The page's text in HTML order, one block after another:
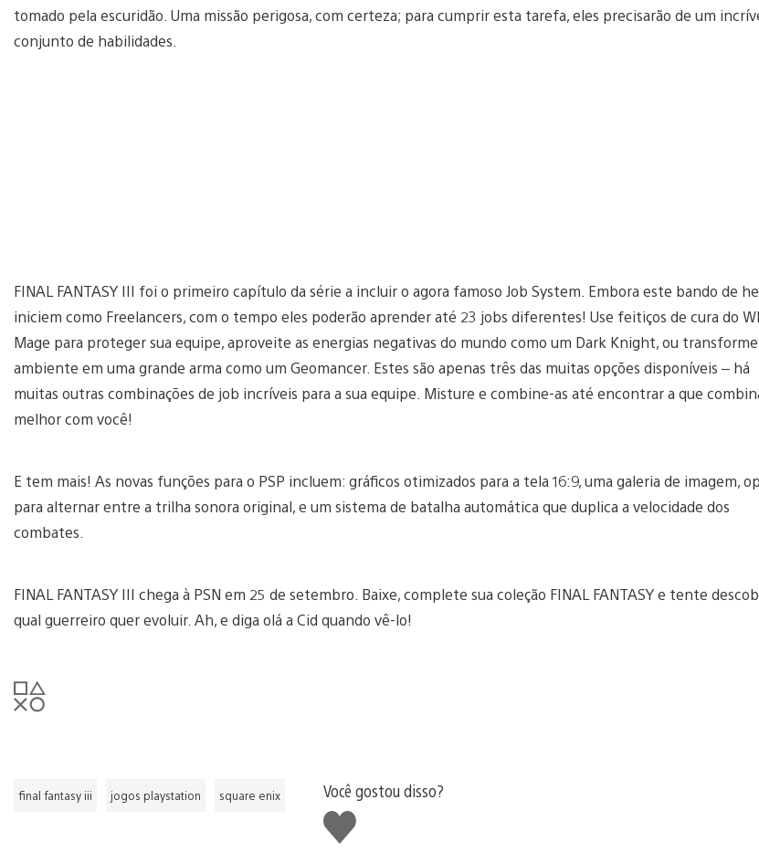
tomado pela escuridão. Uma missão perigosa, com certeza; para cumprir esta tarefa, eles precisarão de um
conjunto de habilidades.
FINAL FANTASY III foi o primeiro capítulo da série a incluir o agora famoso Job System. Embora este bando de
iniciem como Freelancers, com o tempo eles poderão aprender até 23 jobs diferentes! Use feitiços de cura do
Mage para proteger sua equipe, aproveite as energias negativas do mundo como um Dark Knight, ou
ambiente em uma grande arma como um Geomancer. Estes são apenas três das muitas opções disponíveis – há
muitas outras combinações de job incríveis para a sua equipe. Misture e combine-as até encontrar a que
melhor com você!
E tem mais! As novas funções para o PSP incluem: gráficos otimizados para a tela 16:9, uma galeria de imagem,
para alternar entre a trilha sonora original, e um sistema de batalha automática que duplica a velocidade dos
combates.
FINAL FANTASY III chega à PSN em 25 de setembro. Baixe, complete sua coleção FINAL FANTASY e tente
qual guerreiro quer evoluir. Ah, e diga olá a Cid quando vê-lo!
final fantasy iii jogos playstation square enix
Você gostou disso?
Curtir